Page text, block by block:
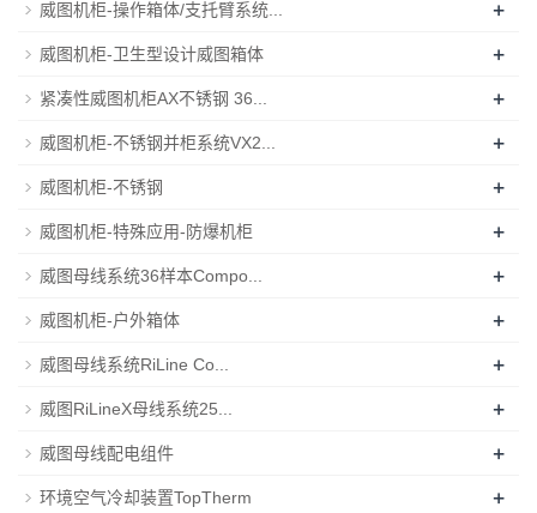
威图机柜-操作箱体/支托臂系统... +
威图机柜-卫生型设计威图箱体 +
紧凑性威图机柜AX不锈钢 36... +
威图机柜-不锈钢并柜系统VX2... +
威图机柜-不锈钢 +
威图机柜-特殊应用-防爆机柜 +
威图母线系统36样本Compo... +
威图机柜-户外箱体 +
威图母线系统RiLine Co... +
威图RiLineX母线系统25... +
威图母线配电组件 +
环境空气冷却装置TopTherm +